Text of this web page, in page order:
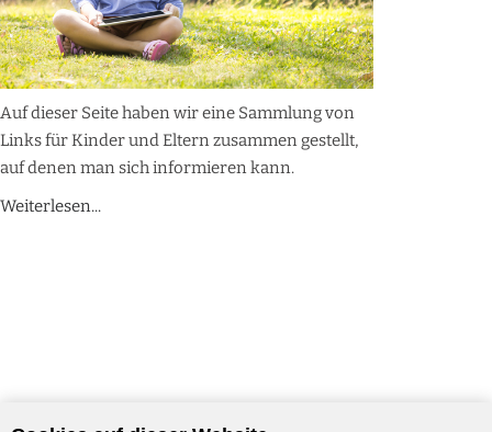
Auf dieser Seite haben wir eine Sammlung von
Links für Kinder und Eltern zusammen gestellt,
auf denen man sich informieren kann.
Weiterlesen...